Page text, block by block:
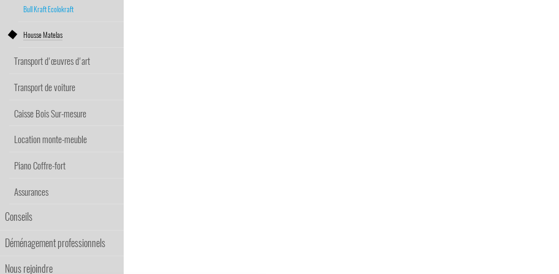
Bull Kraft Ecolokraft
Housse Matelas
Transport d'œuvres d'art
Transport de voiture
Caisse Bois Sur-mesure
Location monte-meuble
Piano Coffre-fort
Assurances
Conseils
Déménagement professionnels
Nous rejoindre